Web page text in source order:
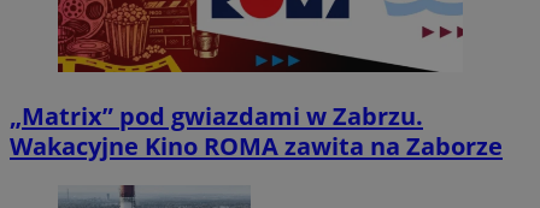
„Matrix” pod gwiazdami w Zabrzu.
Wakacyjne Kino ROMA zawita na Zaborze